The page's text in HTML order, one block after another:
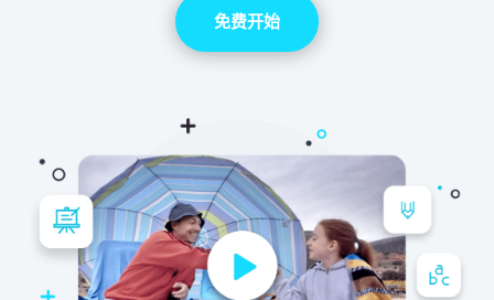
免费开始